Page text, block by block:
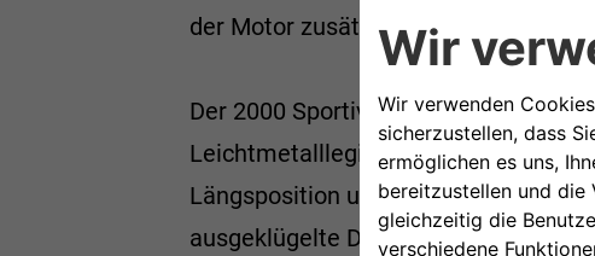
der Motor zusätzlich mit einem
Der 2000 Sportiva entsteht mit
Leichtmetalllegierung, während das
Längsposition und Hinterradantrieb.
ausgeklügelte De Dion-Brücke mit